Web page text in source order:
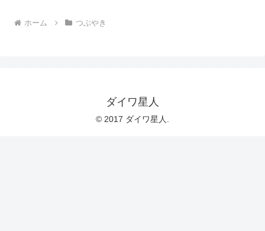
ホーム つぶやき
ダイワ星人
© 2017 ダイワ星人.